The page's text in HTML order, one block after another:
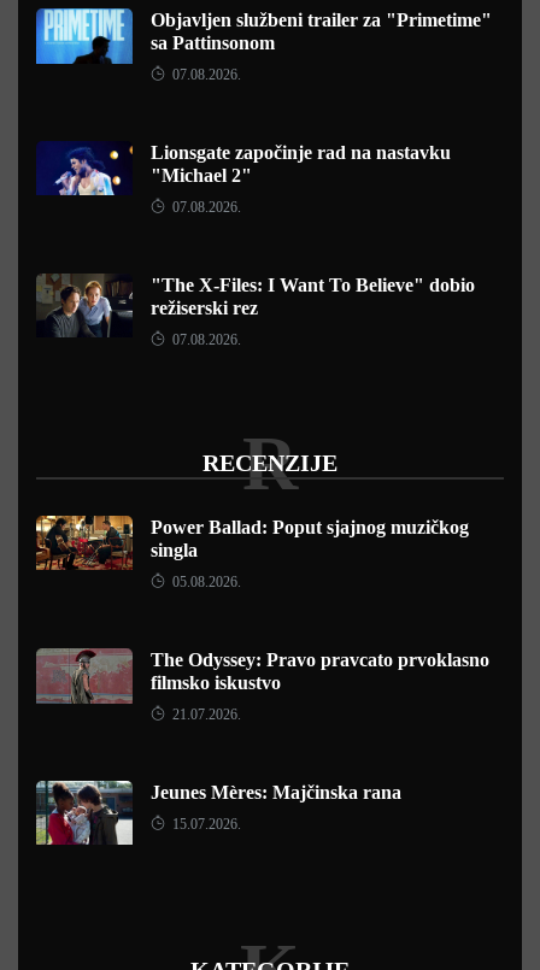
Objavljen službeni trailer za "Primetime"
sa Pattinsonom
07.08.2026.
Lionsgate započinje rad na nastavku
"Michael 2"
07.08.2026.
"The X-Files: I Want To Believe" dobio
režiserski rez
07.08.2026.
RECENZIJE
R
Power Ballad: Poput sjajnog muzičkog
singla
05.08.2026.
The Odyssey: Pravo pravcato prvoklasno
filmsko iskustvo
21.07.2026.
Jeunes Mères: Majčinska rana
15.07.2026.